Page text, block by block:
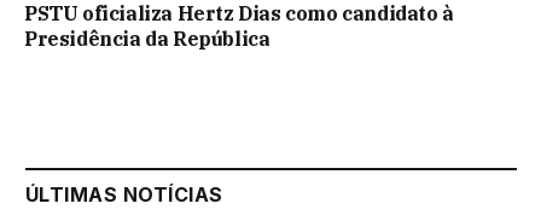
PSTU oficializa Hertz Dias como candidato à
Presidência da República
ÚLTIMAS NOTÍCIAS